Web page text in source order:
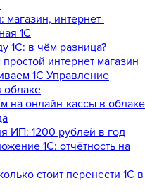
интернет-
1С
1С: в чём разница?
интернет магазин
1С Управление
на онлайн-кассы в облаке
ИП: 1200 рублей в год
1С: отчётность на
стоит перенести 1С в